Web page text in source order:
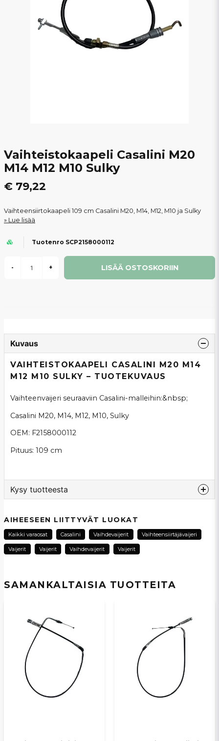
Vaihteistokaapeli Casalini M20
M14 M12 M10 Sulky
€ 79,22
Vaihteensiirtokaapeli 109 cm Casalini M20, M14, M12, M10 ja Sulky
Lue lisää
Tuotenro SCP2158000112
- + LISÄÄ OSTOSKORIIN
SAMANKALTAISIA ​​TUOTTEITA
Kuvaus
VAIHTEISTOKAAPELI CASALINI M20 M14
M12 M10 SULKY – TUOTEKUVAUS
Vaihteenvaijeri seuraaviin Casalini-malleihin:&nbsp;
Casalini M20, M14, M12, M10, Sulky
OEM: F2158000112
Pituus: 109 cm
Kysy tuotteesta
Kysy meiltä tästä tuotteesta...
Kyllä, voit julkaista kysymykseni
AIHEESEEN LIITTYVÄT LUOKAT
Kaikki varaosat Casalini Vaihdevaijerit Vaihteensiirtäjävaijeri
Vaijerit Vaijerit Vaihdevaijerit Vaijerit